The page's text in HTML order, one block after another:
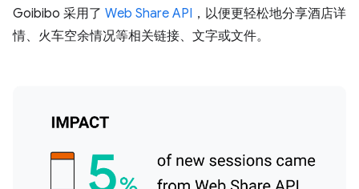
Goibibo 采用了 Web Share API ，以便更轻松地分享酒店详
情、火车空余情况等相关链接、文字或文件。